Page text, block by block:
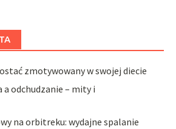
zmotywowany w swojej diecie
a odchudzanie – mity i
na orbitreku: wydajne spalanie